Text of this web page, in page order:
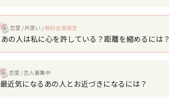
恋愛 片思い 無料会員限定
あの人は私に心を許している？距離を縮めるには？
恋愛 恋人募集中
最近気になるあの人とお近づきになるには？